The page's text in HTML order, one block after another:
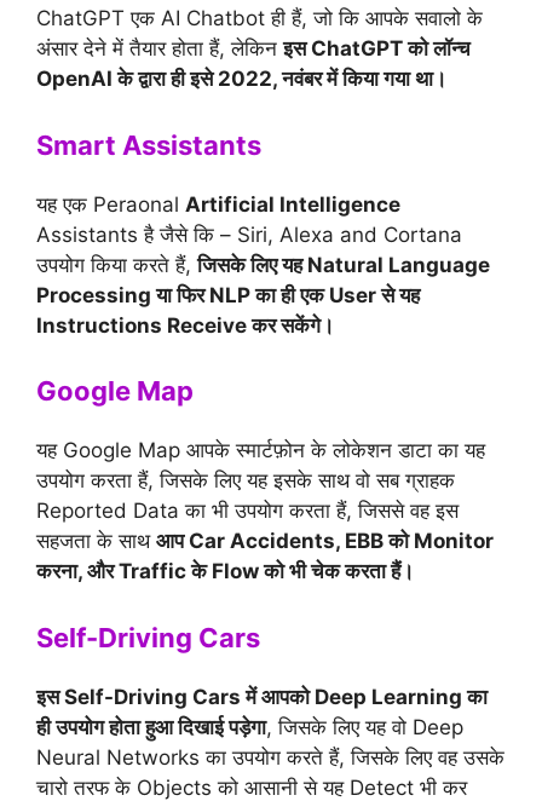
ChatGPT एक AI Chatbot ही हैं, जो कि आपके सवालो के
अंसार देने में तैयार होता हैं, लेकिनइस ChatGPT को लॉन्च
OpenAI के द्वारा ही इसे 2022, नवंबर में किया गया था।
Smart Assistants
यह एक Peraonal Artificial Intelligence
Assistants है जैसे कि – Siri, Alexa and Cortana
उपयोग किया करते हैं,जिसके लिए यह Natural Language
Processing या फिर NLP का ही एक User से यह
Instructions Receive कर सकेंगे।
Google Map
यह Google Map आपके स्मार्टफ़ोन के लोकेशन डाटा का यह
उपयोग करता हैं, जिसके लिए यह इसके साथ वो सब ग्राहक
Reported Data का भी उपयोग करता हैं, जिससे वह इस
सहजता के साथ आप Car Accidents, EBB को Monitor
करना, और Traffic के Flow को भी चेक करता हैं।
Self-Driving Cars
इस Self-Driving Cars में आपको Deep Learning का
ही उपयोग होता हुआ दिखाई पड़ेगा, जिसके लिए यह वो Deep
Neural Networks का उपयोग करते हैं, जिसके लिए वह उसके
चारो तरफ के Objects को आसानी से यह Detect भी कर